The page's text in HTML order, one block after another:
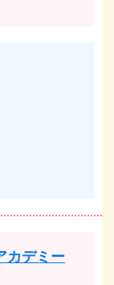
カデミー